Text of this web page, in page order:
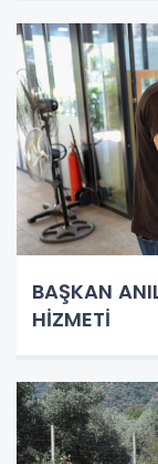
BAŞKAN
HİZMETİ